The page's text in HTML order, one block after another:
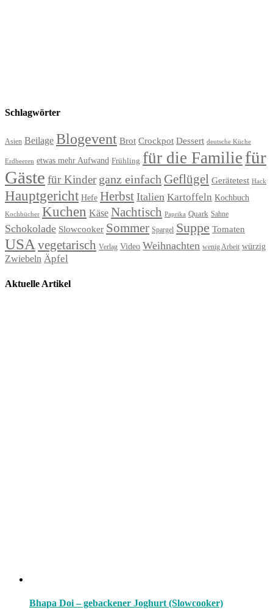
Schlagwörter
Asien Beilage Blogevent Brot Crockpot Dessert deutsche Küche
Erdbeeren etwas mehr Aufwand Frühling für die Familie für
Gäste für Kinder ganz einfach Geflügel Gerätetest Hack
Hauptgericht Hefe Herbst Italien Kartoffeln Kochbuch
Kochbücher Kuchen Käse Nachtisch Paprika Quark Sahne
Schokolade Slowcooker Sommer Spargel Suppe Tomaten
USA vegetarisch Verlag Video Weihnachten wenig Arbeit würzig
Zwiebeln Äpfel
Aktuelle Artikel
Bhapa Doi – gebackener Joghurt (Slowcooker)